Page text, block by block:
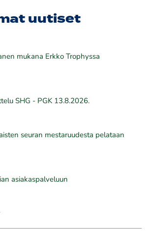
uutiset
mukana Erkko Trophyssa
SHG - PGK 13.8.2026.
seuran mestaruudesta pelataan
asiakaspalveluun